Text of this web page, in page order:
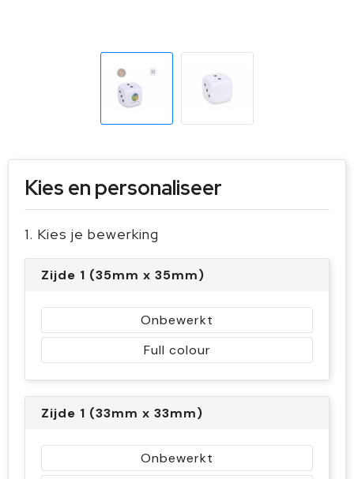
Spellen voor binnen en buiten
Vrije tijd en Strand
Kies en personaliseer
1. Kies je bewerking
Zijde 1 (35mm x 35mm)
Onbewerkt
Full colour
Zijde 1 (33mm x 33mm)
Onbewerkt